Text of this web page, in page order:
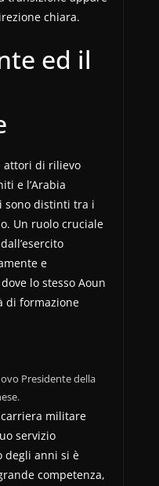
chiara.
ed il
attori di rilievo
e l’Arabia
sono distinti tra i
Un ruolo cruciale
e
lo stesso Aoun
di formazione
Presidente della
carriera militare
servizio
degli anni si è
competenza,